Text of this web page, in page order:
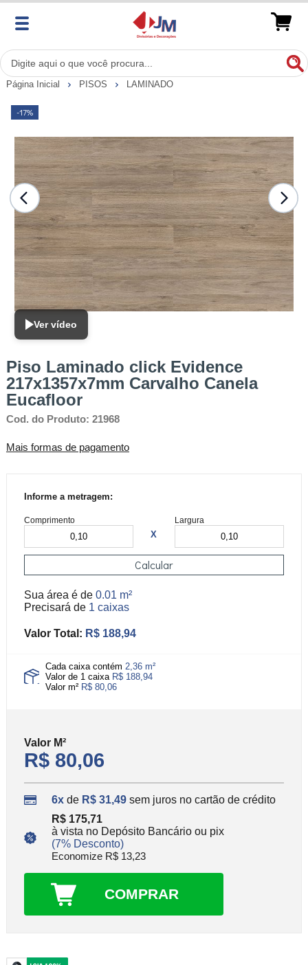
Página Inicial PISOS LAMINADO
-17%
Ver vídeo
Piso Laminado click Evidence
217x1357x7mm Carvalho Canela
Eucafloor
Cod. do Produto: 21968
Mais formas de pagamento
Informe a metragem:
Comprimento
X
Largura
Calcular
Sua área é de 0.01 m²
Precisará de 1 caixas
Valor Total: R$ 188,94
Cada caixa contém 2,36 m²
Valor de 1 caixa R$ 188,94
Valor m² R$ 80,06
Valor M²
R$ 80,06
6xde R$ 31,49 sem juros no cartão de crédito
R$ 175,71
à vista no Depósito Bancário ou pix
(7% Desconto)
Economize R$ 13,23
COMPRAR